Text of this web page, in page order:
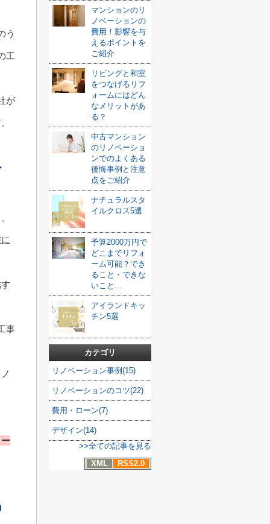
う
工
が
事
マンションのリ
ノベーションの
費用！影響を与
えるポイントを
ご紹介
リビングと和室
をつなげるリフ
ォームにはどん
なメリットがあ
る？
中古マンション
のリノベーショ
ンでのよくある
後悔事例と注意
点をご紹介
ナチュラルスタ
イルクロス5選
予算2000万円で
どこまでリフォ
ーム可能？でき
ること・できな
いこと...
アイランドキッ
チン5選
カテゴリ
リノベーション事例(15)
リノベーションのコツ(22)
費用・ローン(7)
デザイン(14)
>>全ての記事を見る
XML
RSS2.0